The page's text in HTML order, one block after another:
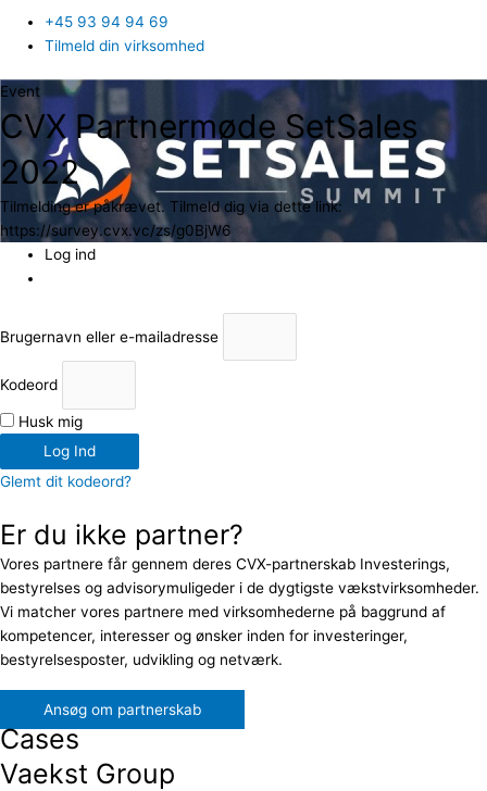
+45 93 94 94 69
Tilmeld din virksomhed
Event
CVX Partnermøde SetSales
2022
Tilmelding er påkrævet. Tilmeld dig via dette link:
https://survey.cvx.vc/zs/g0BjW6
Log ind
Brugernavn eller e-mailadresse
Kodeord
Husk mig
Log Ind
Glemt dit kodeord?
Er du ikke partner?
Vores partnere får gennem deres CVX-partnerskab Investerings,
bestyrelses og advisorymuligeder i de dygtigste vækstvirksomheder.
Vi matcher vores partnere med virksomhederne på baggrund af
kompetencer, interesser og ønsker inden for investeringer,
bestyrelsesposter, udvikling og netværk.
Ansøg om partnerskab
Cases
Vaekst Group